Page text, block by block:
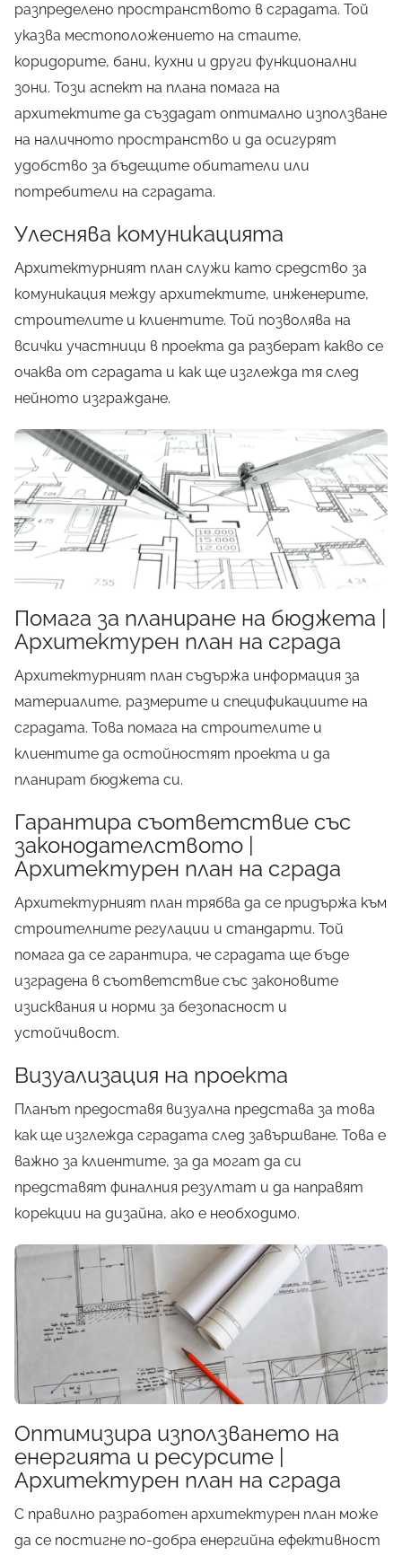
разпределено пространството в сградата. Той
указва местоположението на стаите,
коридорите, бани, кухни и други функционални
зони. Този аспект на плана помага на
архитектите да създадат оптимално използване
на наличното пространство и да осигурят
удобство за бъдещите обитатели или
потребители на сградата.
Улеснява комуникацията
Архитектурният план служи като средство за
комуникация между архитектите, инженерите,
строителите и клиентите. Той позволява на
всички участници в проекта да разберат какво се
очаква от сградата и как ще изглежда тя след
нейното изграждане.
Помага за планиране на бюджета |
Архитектурен план на сграда
Архитектурният план съдържа информация за
материалите, размерите и спецификациите на
сградата. Това помага на строителите и
клиентите да остойностят проекта и да
планират бюджета си.
Гарантира съответствие със
законодателството |
Архитектурен план на сграда
Архитектурният план трябва да се придържа към
строителните регулации и стандарти. Той
помага да се гарантира, че сградата ще бъде
изградена в съответствие със законовите
изисквания и норми за безопасност и
устойчивост.
Визуализация на проекта
Планът предоставя визуална представа за това
как ще изглежда сградата след завършване. Това е
важно за клиентите, за да могат да си
представят финалния резултат и да направят
корекции на дизайна, ако е необходимо.
Оптимизира използването на
енергията и ресурсите |
Архитектурен план на сграда
С правилно разработен архитектурен план може
да се постигне по-добра енергийна ефективност